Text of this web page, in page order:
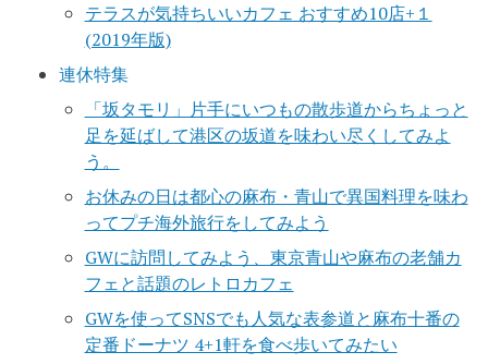
テラスが気持ちいいカフェ おすすめ10店+１
(2019年版)
連休特集
「坂タモリ」片手にいつもの散歩道からちょっと
足を延ばして港区の坂道を味わい尽くしてみよ
う。
お休みの日は都心の麻布・青山で異国料理を味わ
ってプチ海外旅行をしてみよう
GWに訪問してみよう、東京青山や麻布の老舗カ
フェと話題のレトロカフェ
GWを使ってSNSでも人気な表参道と麻布十番の
定番ドーナツ 4+1軒を食べ歩いてみたい